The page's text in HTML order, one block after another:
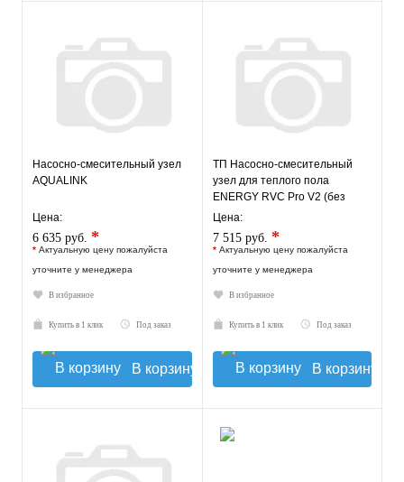
Насосно-смесительный узел
AQUALINK
Цена:
6 635 руб. *
* Актуальную цену пожалуйста
уточните у менеджера
В избранное
Купить в 1 клик Под заказ
В корзину
ТП Насосно-смесительный
узел для теплого пола
ENERGY RVC Pro V2 (без
насоса)
Цена:
7 515 руб. *
* Актуальную цену пожалуйста
уточните у менеджера
В избранное
Купить в 1 клик Под заказ
В корзину